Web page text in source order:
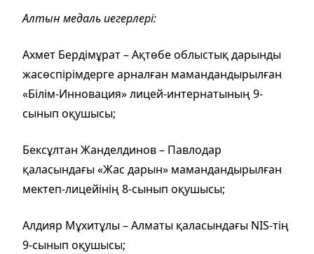
Алтын медаль иегерлері:
Ахмет Бердімұрат – Ақтөбе облыстық дарынды
жасөспірімдерге арналған мамандандырылған
«Білім-Инновация» лицей-интернатының 9-
сынып оқушысы;
Бексұлтан Жанделдинов – Павлодар
қаласындағы «Жас дарын» мамандандырылған
мектеп-лицейінің 8-сынып оқушысы;
Алдияр Мұхитұлы – Алматы қаласындағы NIS-тің
9-сынып оқушысы;